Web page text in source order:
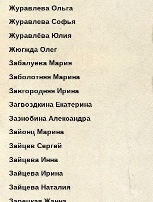
Журавлева Ольга
Журавлева Софья
Журавлёва Юлия
Жюгжда Олег
Забалуева Мария
Заболотняя Марина
Завгородняя Ирина
Загвоздкина Екатерина
Зазнобина Александра
Зайонц Марина
Зайцев Сергей
Зайцева Инна
Зайцева Ирина
Зайцева Наталия